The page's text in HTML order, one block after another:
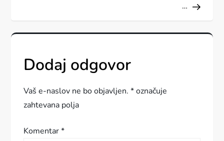
i
g
a
c
i
…
Dodaj odgovor
Vaš e-naslov ne bo objavljen. *označuje
zahtevana polja
Komentar*